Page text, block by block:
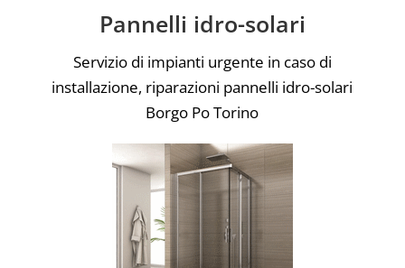
Pannelli idro-solari
Servizio di impianti urgente in caso di
installazione, riparazioni pannelli idro-solari
Borgo Po Torino